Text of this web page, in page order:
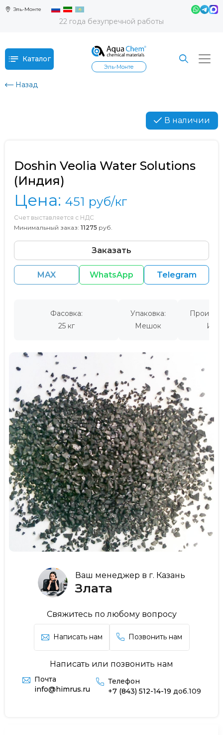
Эль-Монте
22 года безупречной работы
Каталог
Эль-Монте
Назад
В наличии
Ваш менеджер в г. Казань
Злата
Свяжитесь по любому вопросу
Написать нам Позвонить нам
Написать или позвонить нам
Почта
info@himrus.ru
Телефон
+7 (843) 512-14-19 доб.109
Doshin Veolia Water Solutions
(Индия)
Цена: 451 руб/кг
Счет выставляется с НДС
Минимальный заказ: 11275 руб.
Заказать
MAX WhatsApp Telegram
Фасовка:
25 кг
Упаковка:
Мешок